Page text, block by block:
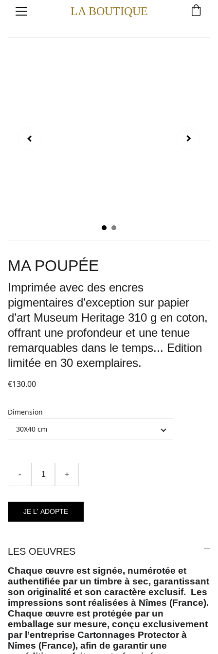
LA BOUTIQUE
MA POUPÉE
Imprimée avec des encres
pigmentaires d’exception sur papier
d’art Museum Heritage 310 g en coton,
offrant une profondeur et une tenue
remarquables dans le temps... Edition
limitée en 30 exemplaires.
€130.00
Dimension
- +
JE L' ADOPTE
LES OEUVRES
Chaque œuvre est signée, numérotée et
authentifiée par un timbre à sec, garantissant
son originalité et son caractère exclusif. Les
impressions sont réalisées à Nîmes (France).
Chaque œuvre est protégée par un
emballage sur mesure, conçu exclusivement
par l’entreprise Cartonnages Protector à
Nîmes (France), afin de garantir une